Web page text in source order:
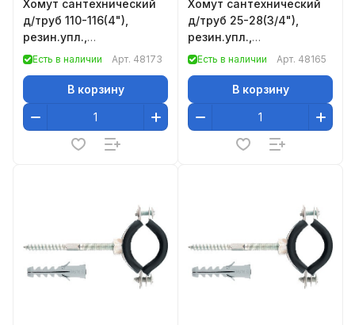
Хомут сантехнический
д/труб 110-116(4"),
резин.упл.,
шпилька+дюбель, 1 шт.,
Есть в наличии Арт. 48173
В корзину
Хомут сантехнический
д/труб 25-28(3/4"),
резин.упл.,
шпилька+дюбель, 1 шт.,
Есть в наличии Арт. 48165
В корзину